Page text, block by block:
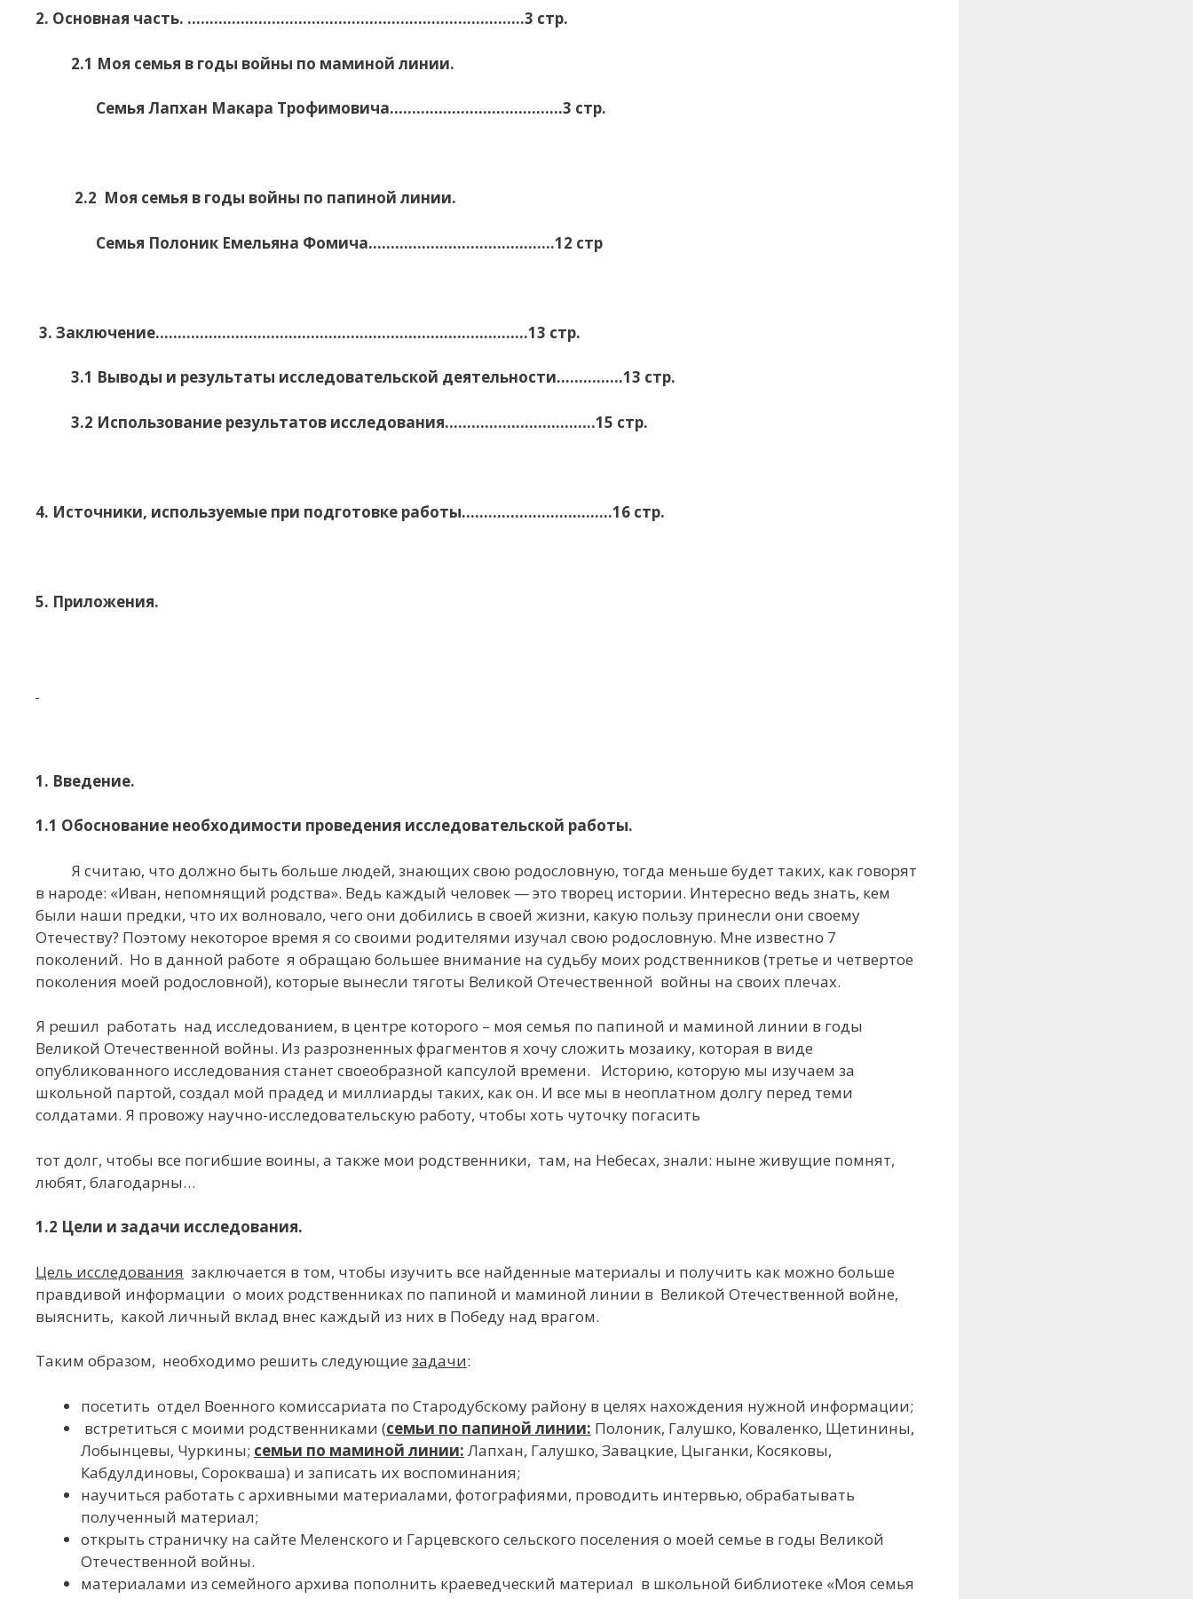
2. Основная часть. ………………………………………………………………….3 стр.
2.1 Моя семья в годы войны по маминой линии.
Семья Лапхан Макара Трофимовича…………………………………3 стр.
2.2 Моя семья в годы войны по папиной линии.
Семья Полоник Емельяна Фомича……………………………………12 стр
3. Заключение…………………………………………………………………………13 стр.
3.1 Выводы и результаты исследовательской деятельности……………13 стр.
3.2 Использование результатов исследования…………………………….15 стр.
4. Источники, используемые при подготовке работы…………………………….16 стр.
5. Приложения.
1. Введение.
1.1 Обоснование необходимости проведения исследовательской работы.
Я считаю, что должно быть больше людей, знающих свою родословную, тогда меньше будет таких, как говорят
в народе: «Иван, непомнящий родства». Ведь каждый человек — это творец истории. Интересно ведь знать, кем
были наши предки, что их волновало, чего они добились в своей жизни, какую пользу принесли они своему
Отечеству? Поэтому некоторое время я со своими родителями изучал свою родословную. Мне известно 7
поколений. Но в данной работе я обращаю большее внимание на судьбу моих родственников (третье и четвертое
поколения моей родословной), которые вынесли тяготы Великой Отечественной войны на своих плечах.
Я решил работать над исследованием, в центре которого – моя семья по папиной и маминой линии в годы
Великой Отечественной войны. Из разрозненных фрагментов я хочу сложить мозаику, которая в виде
опубликованного исследования станет своеобразной капсулой времени. Историю, которую мы изучаем за
школьной партой, создал мой прадед и миллиарды таких, как он. И все мы в неоплатном долгу перед теми
солдатами. Я провожу научно-исследовательскую работу, чтобы хоть чуточку погасить
тот долг, чтобы все погибшие воины, а также мои родственники, там, на Небесах, знали: ныне живущие помнят,
любят, благодарны…
1.2 Цели и задачи исследования.
Цель исследования заключается в том, чтобы изучить все найденные материалы и получить как можно больше
правдивой информации о моих родственниках по папиной и маминой линии в Великой Отечественной войне,
выяснить, какой личный вклад внес каждый из них в Победу над врагом.
Таким образом, необходимо решить следующие задачи:
посетить отдел Военного комиссариата по Стародубскому району в целях нахождения нужной информации;
встретиться с моими родственниками (семьи по папиной линии: Полоник, Галушко, Коваленко, Щетинины,
Лобынцевы, Чуркины; семьи по маминой линии:Лапхан, Галушко, Завацкие, Цыганки, Косяковы,
Кабдулдиновы, Сорокваша) и записать их воспоминания;
научиться работать с архивными материалами, фотографиями, проводить интервью, обрабатывать
полученный материал;
открыть страничку на сайте Меленского и Гарцевского сельского поселения о моей семье в годы Великой
Отечественной войны.
материалами из семейного архива пополнить краеведческий материал в школьной библиотеке «Моя семья